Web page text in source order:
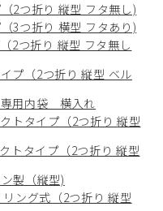
2つ折り 縦型 フタ無し)
3つ折り 横型 フタあり)
2つ折り 縦型 フタ無し
プ（2つ折り 縦型 ベル
用内袋 横入れ
トタイプ（2つ折り 縦型
トタイプ（2つ折り 縦型
製（縦型)
ング式（2つ折り 縦型